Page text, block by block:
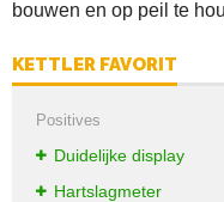
bouwen en op peil te
KETTLER FAVORIT
Positives
Duidelijke display
Hartslagmeter